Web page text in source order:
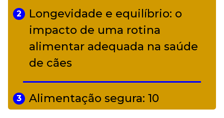
2
Longevidade e equilíbrio: o
impacto de uma rotina
alimentar adequada na saúde
de cães
3
Alimentação segura: 10